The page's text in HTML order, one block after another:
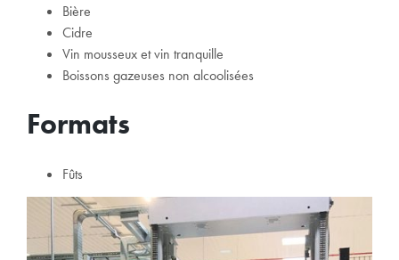
Bière
Cidre
Vin mousseux et vin tranquille
Boissons gazeuses non alcoolisées
Formats
Fûts